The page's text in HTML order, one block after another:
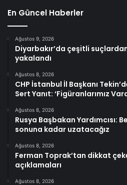
En Güncel Haberler
Ağustos 9, 2026
Diyarbakır’da çeşitli
yakalandı
Ağustos 8, 2026
CHP İstanbul İl Başkanı
Sert Yanıt: ‘Figüranlarımız
Ağustos 8, 2026
Rusya Başbakan Yardımcısı:
sonuna kadar uzatacağız
Ağustos 8, 2026
Ferman Toprak’tan dikkat
açıklamaları
Ağustos 8, 2026